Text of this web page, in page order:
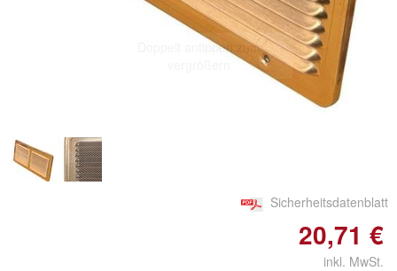
Doppelt antippen zum
Sicherheitsdatenblatt
20,71 €
inkl. MwSt.